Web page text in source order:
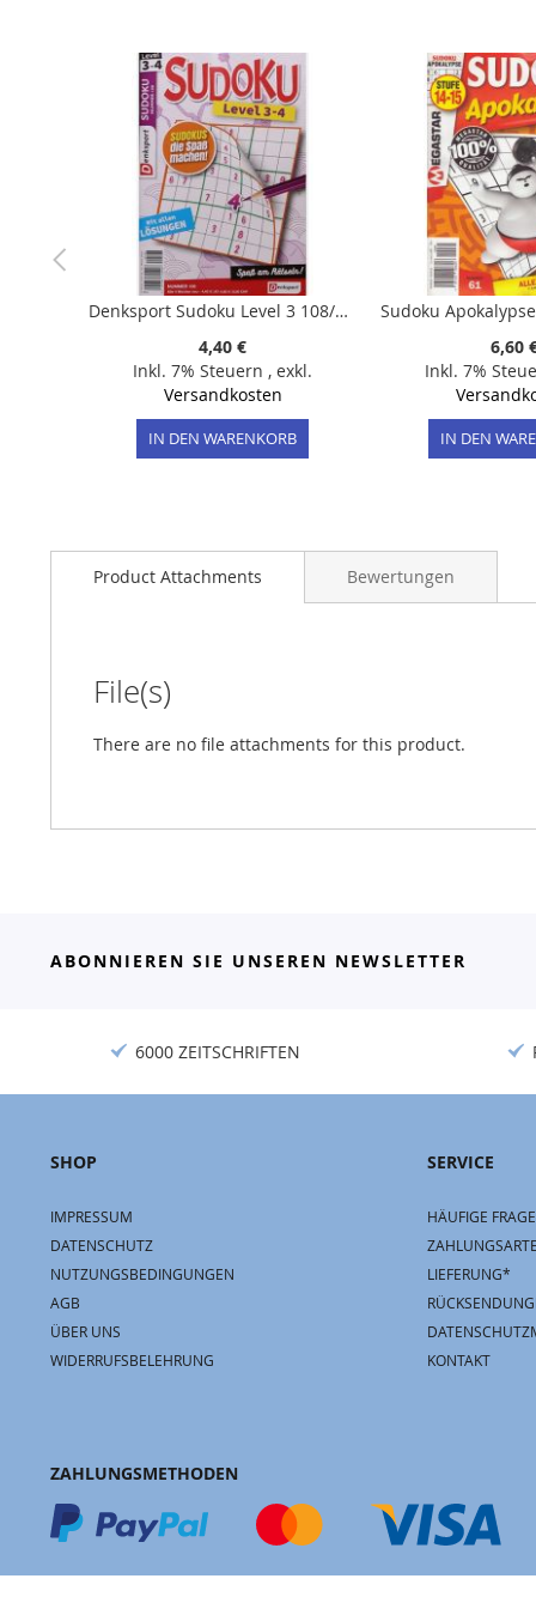
Denksport Sudoku Level 3 108/2026
4,40 €
Inkl. 7% Steuern , exkl.
Versandkosten
IN DEN WARENKORB
6,60
Inkl. 7%
IN DEN
Product Attachments
File(s)
There are no file attachments for this product.
Bewertungen
ABONNIEREN SIE UNSEREN NEWSLETTER
6000 ZEITSCHRIFTEN
SHOP
IMPRESSUM
DATENSCHUTZ
NUTZUNGSBEDINGUNGEN
AGB
ÜBER UNS
WIDERRUFSBELEHRUNG
SERVICE
HÄUFIGE
LIEFERUNG*
KONTAKT
ZAHLUNGSMETHODEN